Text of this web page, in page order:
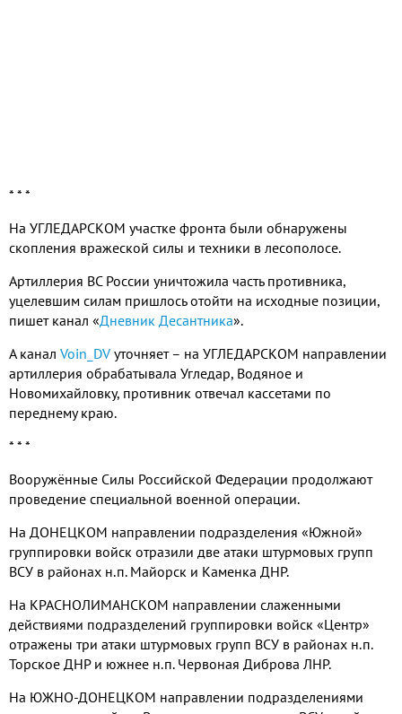
* * *
На УГЛЕДАРСКОМ участке фронта были обнаружены
скопления вражеской силы и техники в лесополосе.
Артиллерия ВС России уничтожила часть противника,
уцелевшим силам пришлось отойти на исходные позиции,
пишет канал «Дневник Десантника».
А канал Voin_DV уточняет – на УГЛЕДАРСКОМ направлении
артиллерия обрабатывала Угледар, Водяное и
Новомихайловку, противник отвечал кассетами по
переднему краю.
* * *
Вооружённые Силы Российской Федерации продолжают
проведение специальной военной операции.
На ДОНЕЦКОМ направлении подразделения «Южной»
группировки войск отразили две атаки штурмовых групп
ВСУ в районах н.п. Майорск и Каменка ДНР.
На КРАСНОЛИМАНСКОМ направлении слаженными
действиями подразделений группировки войск «Центр»
отражены три атаки штурмовых групп ВСУ в районах н.п.
Торское ДНР и южнее н.п. Червоная Диброва ЛНР.
На ЮЖНО-ДОНЕЦКОМ направлении подразделениями